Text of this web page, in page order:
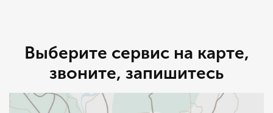
Выберите сервис на карте,
звоните, запишитесь